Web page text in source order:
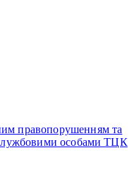
правопорушенням та
службовими особами ТЦК